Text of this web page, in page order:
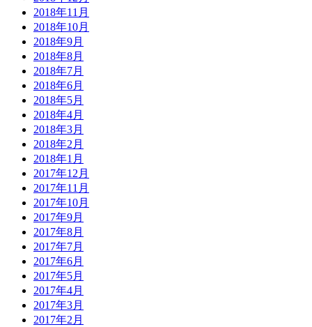
2018年11月
2018年10月
2018年9月
2018年8月
2018年7月
2018年6月
2018年5月
2018年4月
2018年3月
2018年2月
2018年1月
2017年12月
2017年11月
2017年10月
2017年9月
2017年8月
2017年7月
2017年6月
2017年5月
2017年4月
2017年3月
2017年2月